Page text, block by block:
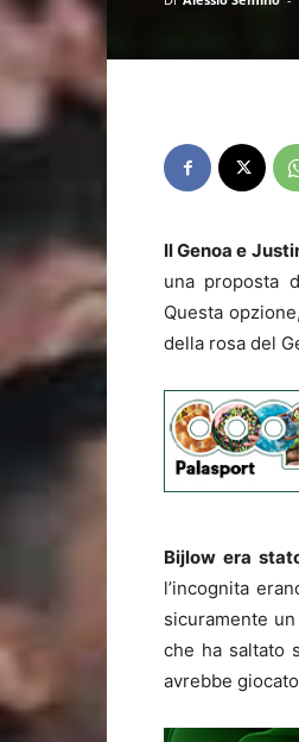
Il Genoa e
una proposta
Questa
della rosa del
Bijlow era
l’incognita
sicuramente
che ha saltato
avrebbe